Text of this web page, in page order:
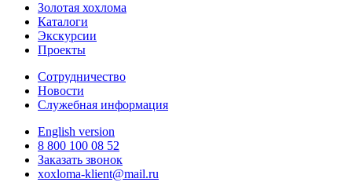
Золотая хохлома
Каталоги
Экскурсии
Проекты
Сотрудничество
Новости
Служебная информация
English version
8 800 100 08 52
Заказать звонок
xoxloma-klient@mail.ru